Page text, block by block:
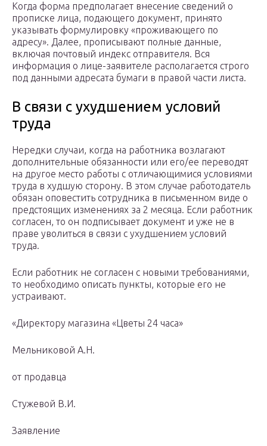
Когда форма предполагает внесение сведений о
прописке лица, подающего документ, принято
указывать формулировку «проживающего по
адресу». Далее, прописывают полные данные,
включая почтовый индекс отправителя. Вся
информация о лице-заявителе располагается строго
под данными адресата бумаги в правой части листа.
В связи с ухудшением условий
труда
Нередки случаи, когда на работника возлагают
дополнительные обязанности или его/ее переводят
на другое место работы с отличающимися условиями
труда в худшую сторону. В этом случае работодатель
обязан оповестить сотрудника в письменном виде о
предстоящих изменениях за 2 месяца. Если работник
согласен, то он подписывает документ и уже не в
праве уволиться в связи с ухудшением условий
труда.
Если работник не согласен с новыми требованиями,
то необходимо описать пункты, которые его не
устраивают.
«Директору магазина «Цветы 24 часа»
Мельниковой А.Н.
от продавца
Стужевой В.И.
Заявление